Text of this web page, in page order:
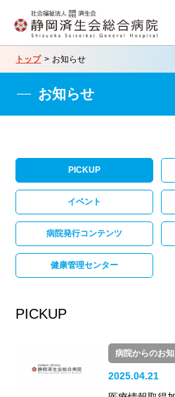
トップ お知らせ
お知らせ
PICKUP
病院からのお
2025.04.21
PICKUP
イベント
病院発行コンテンツ
健康管理センター